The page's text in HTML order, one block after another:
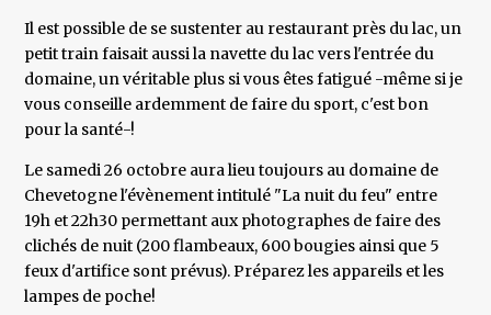
Il est possible de se sustenter au restaurant près du lac, un
petit train faisait aussi la navette du lac vers l'entrée du
domaine, un véritable plus si vous êtes fatigué -même si je
vous conseille ardemment de faire du sport, c'est bon
pour la santé-!
Le samedi 26 octobre aura lieu toujours au domaine de
Chevetogne l'évènement intitulé "La nuit du feu" entre
19h et 22h30 permettant aux photographes de faire des
clichés de nuit (200 flambeaux, 600 bougies ainsi que 5
feux d'artifice sont prévus). Préparez les appareils et les
lampes de poche!